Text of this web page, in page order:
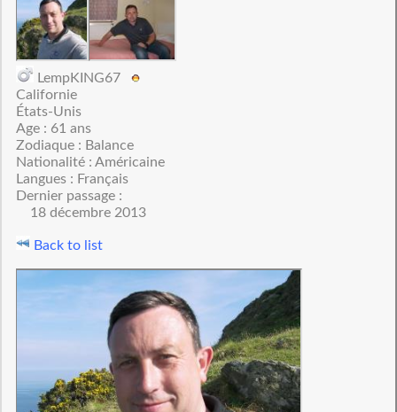
LempKING67
Californie
États-Unis
Age : 61 ans
Zodiaque : Balance
Nationalité : Américaine
Langues : Français
Dernier passage :
18 décembre 2013
Back to list